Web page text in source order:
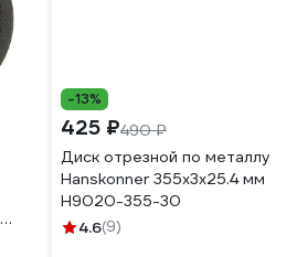
-13%
425 ₽490 ₽
Диск отрезной по металлу
Hanskonner 355x3x25.4 мм
H9020-355-30
4.6(9)